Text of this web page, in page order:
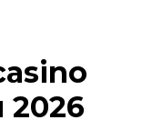
2026